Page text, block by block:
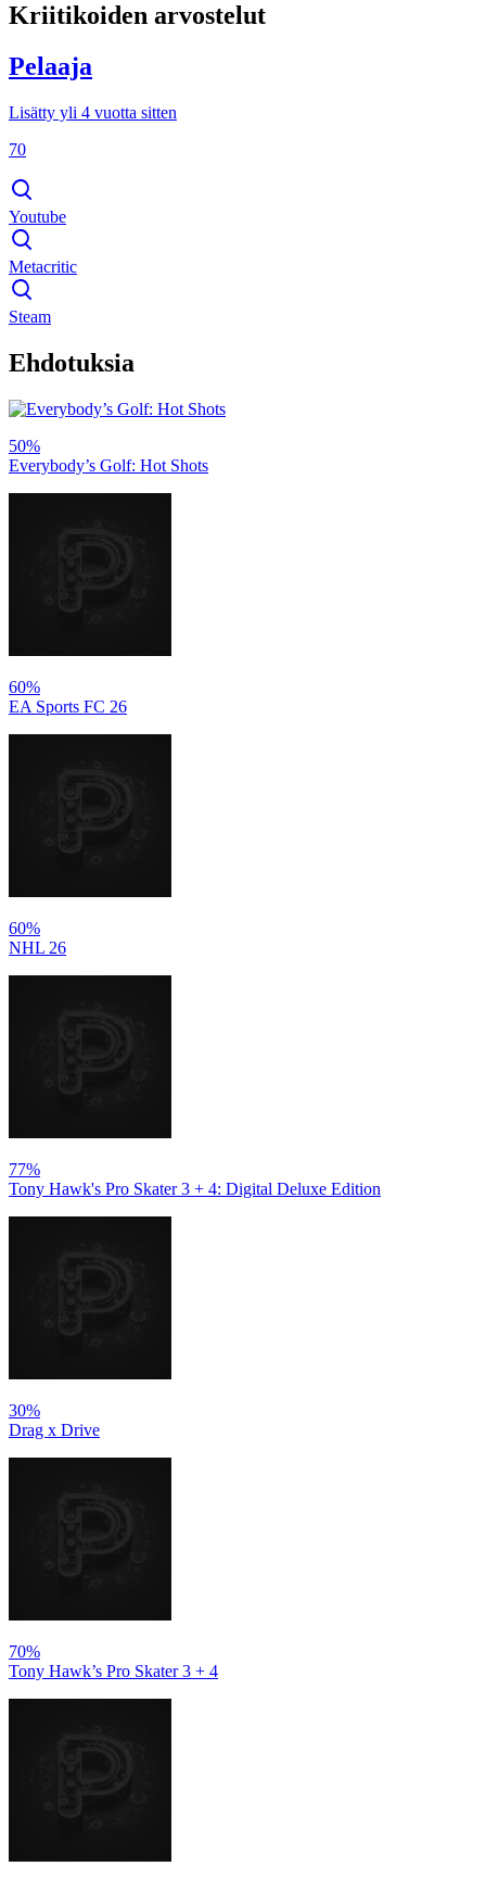
Kriitikoiden arvostelut
Pelaaja
Lisätty yli 4 vuotta sitten
70
Youtube
Metacritic
Steam
Ehdotuksia
50%
Everybody’s Golf: Hot Shots
60%
EA Sports FC 26
60%
NHL 26
77%
Tony Hawk's Pro Skater 3 + 4: Digital Deluxe Edition
30%
Drag x Drive
70%
Tony Hawk’s Pro Skater 3 + 4